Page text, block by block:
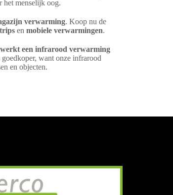
het menselijk oog.
verwarming. Koop nu de
en mobiele verwarmingen.
een infrarood verwarming
want onze infrarood
en objecten.